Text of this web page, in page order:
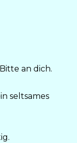
an dich.
seltsames